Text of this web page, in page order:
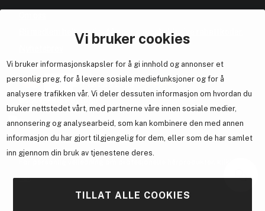
Vi bruker cookies
Vi bruker informasjonskapsler for å gi innhold og annonser et
personlig preg, for å levere sosiale mediefunksjoner og for å
analysere trafikken vår. Vi deler dessuten informasjon om hvordan du
bruker nettstedet vårt, med partnerne våre innen sosiale medier,
annonsering og analysearbeid, som kan kombinere den med annen
informasjon du har gjort tilgjengelig for dem, eller som de har samlet
inn gjennom din bruk av tjenestene deres.
TILLAT ALLE COOKIES
Bli medlem helt gratis - få poeng og eksklusive rabattkoder.
Samarbeid med oss
En del avBrandsdal Group AS
her.